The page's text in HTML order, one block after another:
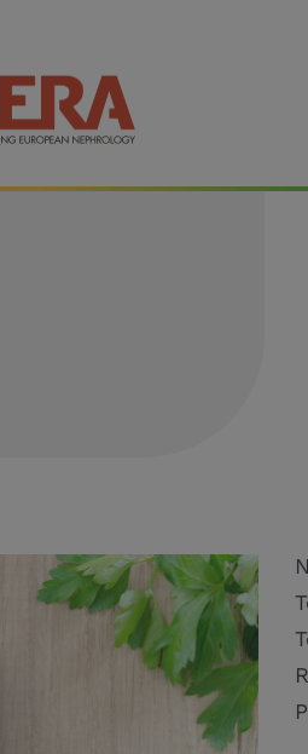
European Nephrology